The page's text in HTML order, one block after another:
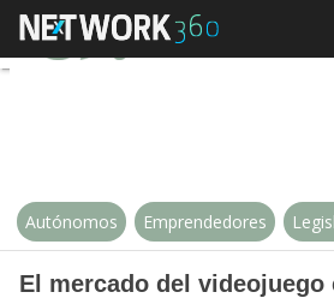
El mercado
Autónomos Emprendedores
El mercado del videojuego